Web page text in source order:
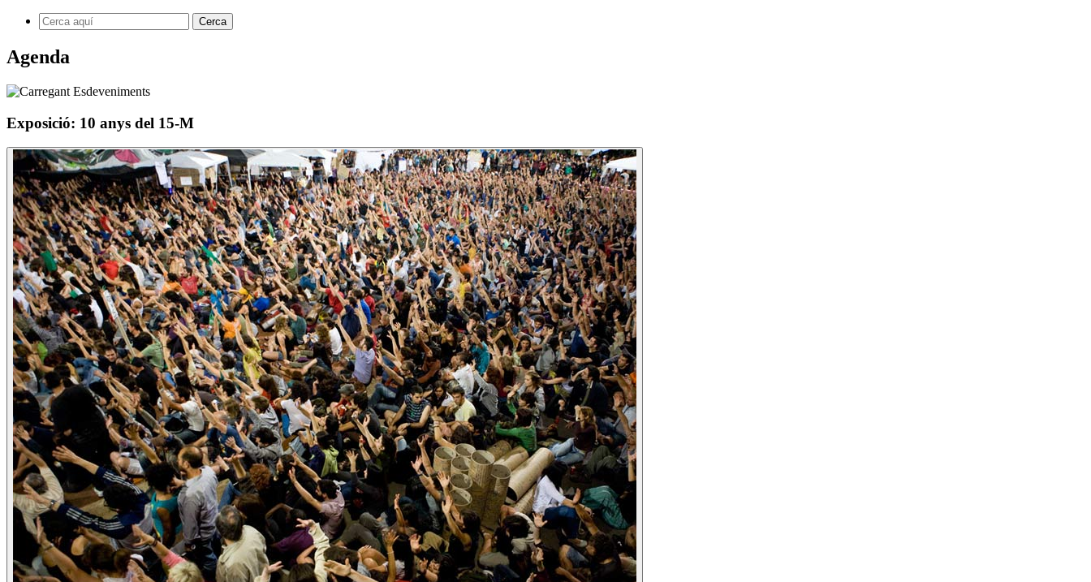
Agenda
Exposició: 10 anys del 15-M